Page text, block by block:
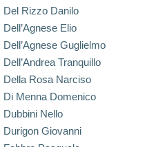
Del Rizzo Danilo
Dell’Agnese Elio
Dell’Agnese Guglielmo
Dell’Andrea Tranquillo
Della Rosa Narciso
Di Menna Domenico
Dubbini Nello
Durigon Giovanni